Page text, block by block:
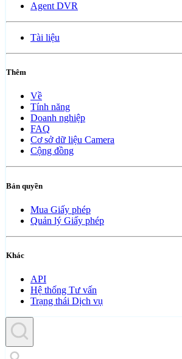
Agent DVR
Tài liệu
Thêm
Về
Tính năng
Doanh nghiệp
FAQ
Cơ sở dữ liệu Camera
Cộng đồng
Bản quyền
Mua Giấy phép
Quản lý Giấy phép
Khác
API
Hệ thống Tư vấn
Trạng thái Dịch vụ